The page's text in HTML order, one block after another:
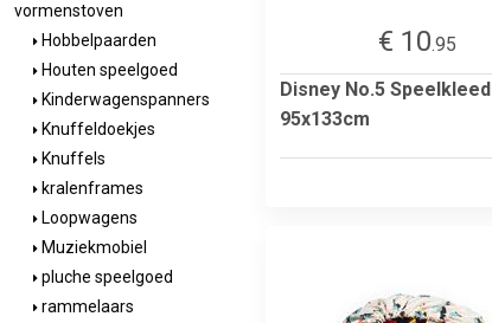
vormenstoven
Hobbelpaarden
Houten speelgoed
Kinderwagenspanners
Knuffeldoekjes
Knuffels
kralenframes
Loopwagens
Muziekmobiel
pluche speelgoed
rammelaars
€ 10.95
Disney No.5 Speelkleed
95x133cm